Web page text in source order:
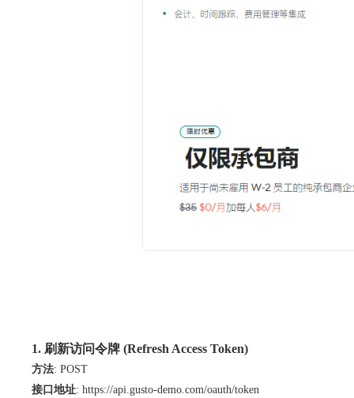
1. 刷新访问令牌 (Refresh Access Token)
方法: POST
接口地址: https://api.gusto-demo.com/oauth/token